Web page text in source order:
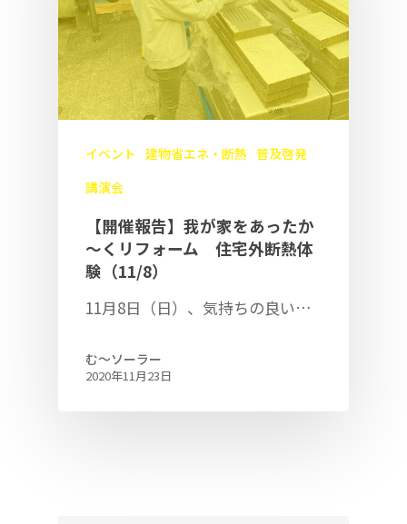
イベント 建物省エネ・断熱 普及啓発
講演会
【開催報告】我が家をあったか
～くリフォーム 住宅外断熱体
験（11/8）
11月8日（日）、気持ちの良い…
む〜ソーラー
2020年11月23日